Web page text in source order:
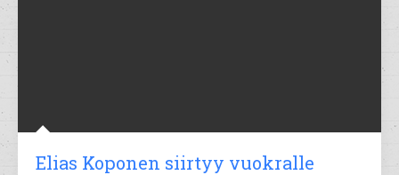
Elias Koponen siirtyy vuokralle